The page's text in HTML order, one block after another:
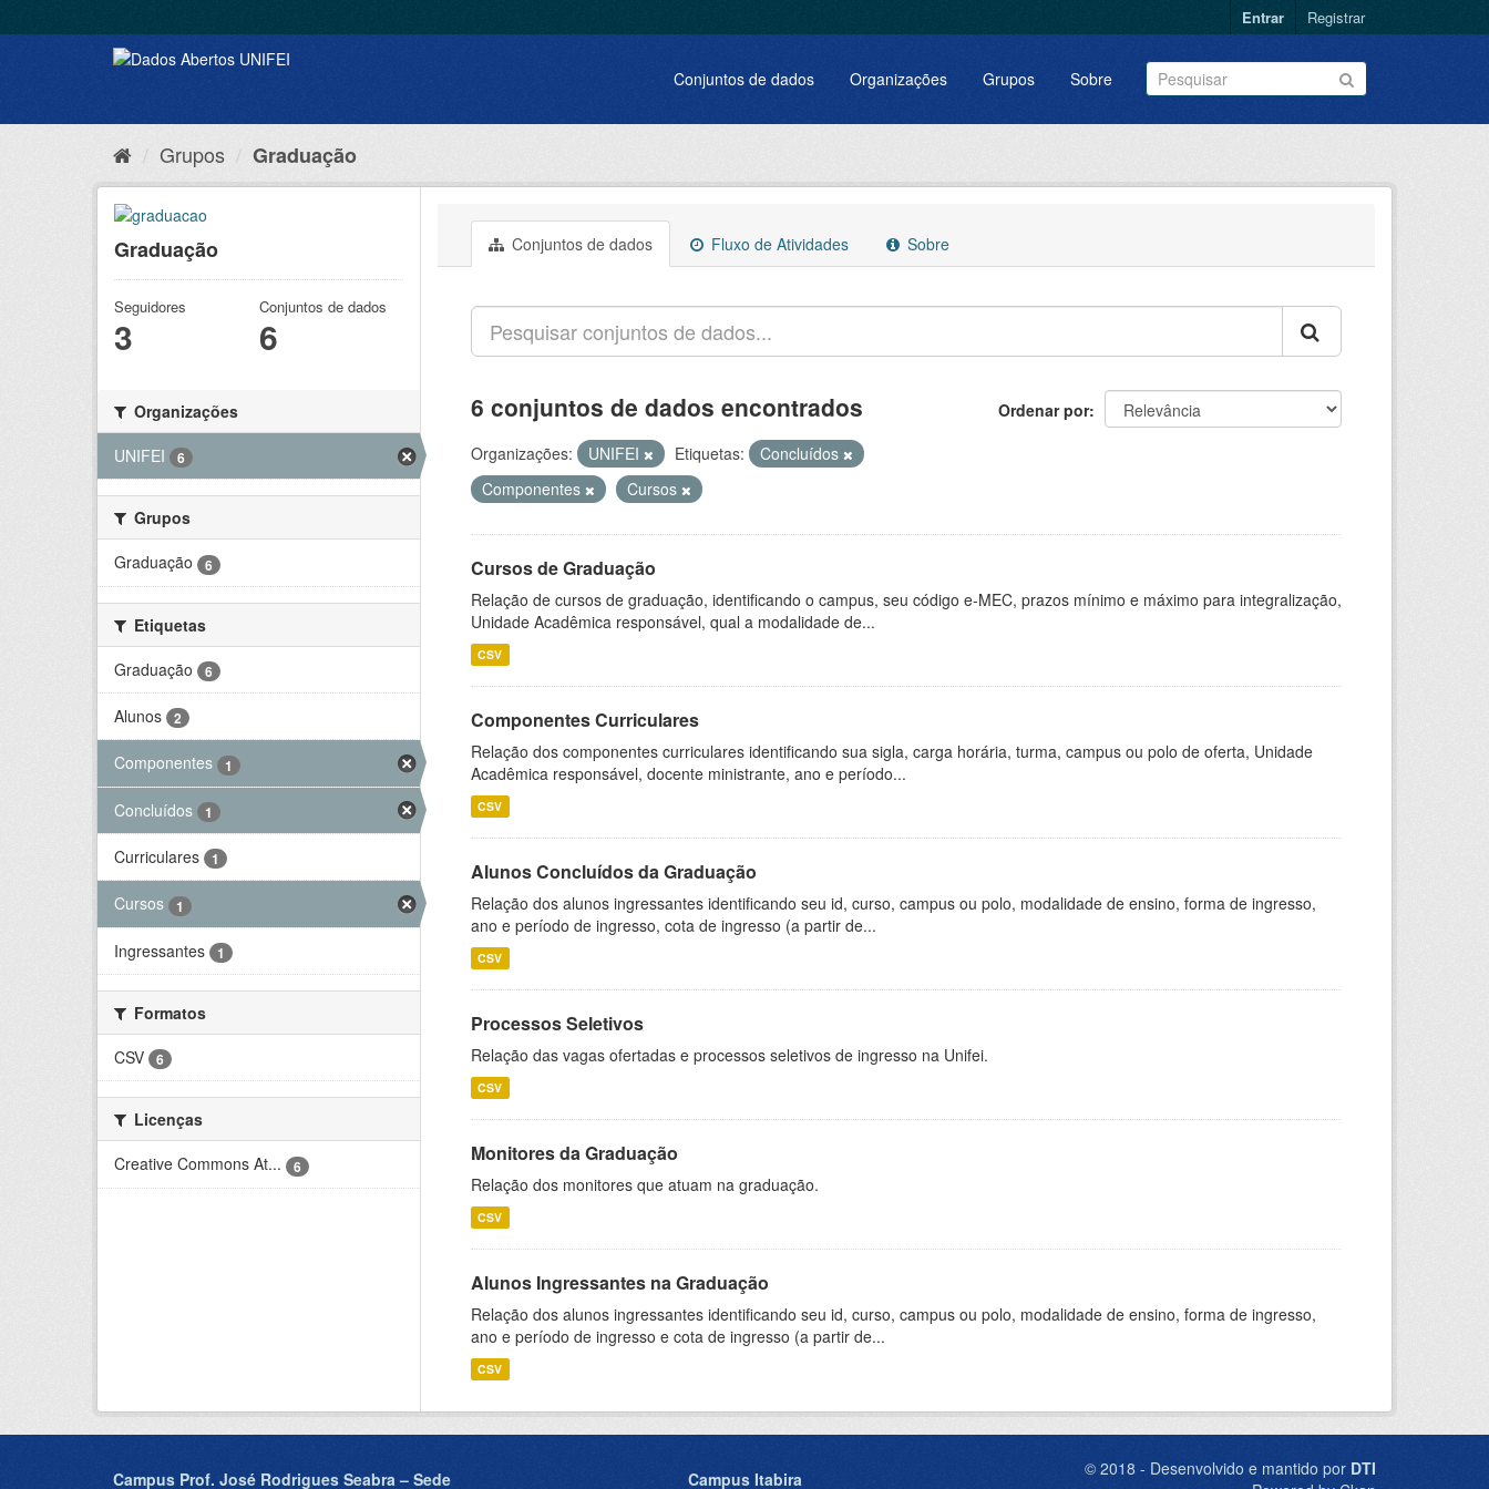
Entrar Registrar
Conjuntos de dados Organizações Grupos Sobre
Grupos Graduação
Graduação
Seguidores
3
Conjuntos de dados
6
Organizações
UNIFEI
6
Grupos
Graduação
6
Etiquetas
Graduação
6
Alunos 2
Componentes 1
Concluídos 1
Curriculares 1
Cursos 1
Ingressantes 1
Formatos
CSV
6
Licenças
Creative Commons At...
6
Conjuntos de dados Fluxo de Atividades Sobre
Ordenar por
6 conjuntos de dados encontrados
Organizações: UNIFEI Etiquetas:
Concluídos
Componentes
Cursos
Cursos de Graduação
Relação de cursos de graduação, identificando o campus, seu código e-MEC, prazos mínimo e máximo para integralização,
Unidade Acadêmica responsável, qual a modalidade de...
CSV
Componentes Curriculares
Relação dos componentes curriculares identificando sua sigla, carga horária, turma, campus ou polo de oferta, Unidade
Acadêmica responsável, docente ministrante, ano e período...
CSV
Alunos Concluídos da Graduação
Relação dos alunos ingressantes identificando seu id, curso, campus ou polo, modalidade de ensino, forma de ingresso,
ano e período de ingresso, cota de ingresso (a partir de...
CSV
Processos Seletivos
Relação das vagas ofertadas e processos seletivos de ingresso na Unifei.
CSV
Monitores da Graduação
Relação dos monitores que atuam na graduação.
CSV
Alunos Ingressantes na Graduação
Relação dos alunos ingressantes identificando seu id, curso, campus ou polo, modalidade de ensino, forma de ingresso,
ano e período de ingresso e cota de ingresso (a partir de...
CSV
Campus Prof. José Rodrigues Seabra – Sede Campus Itabira © 2018 - Desenvolvido e mantido por DTI